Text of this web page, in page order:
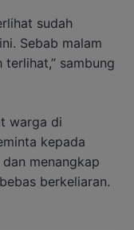
sudah
Sebab malam
sambung
warga di
kepada
menangkap
berkeliaran.